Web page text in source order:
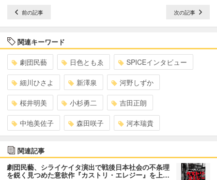
前の記事 次の記事
関連キーワード
劇団民藝 日色ともゑ SPICEインタビュー
細川ひさよ 新澤泉 河野しずか
桜井明美 小杉勇二 吉田正朗
中地美佐子 森田咲子 河本瑞貴
関連記事
劇団民藝、シライケイタ演出で戦後日本社会の不条理
を鋭く見つめた意欲作『カストリ・エレジー』を上…